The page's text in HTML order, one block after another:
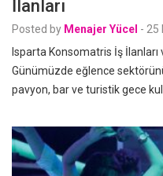
İlanları
Posted by Menajer Yücel - 25
Isparta Konsomatris İş İlanları
Günümüzde eğlence
pavyon, bar ve turistik gece